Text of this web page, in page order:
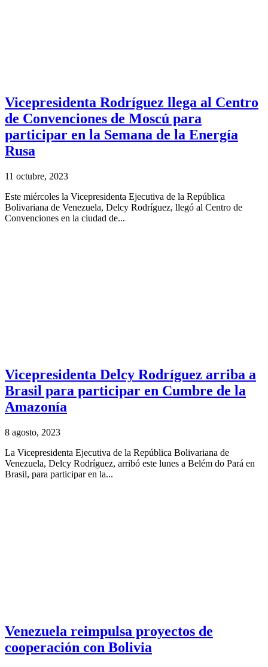
Vicepresidenta Rodríguez llega al Centro
de Convenciones de Moscú para
participar en la Semana de la Energía
Rusa
11 octubre, 2023
Este miércoles la Vicepresidenta Ejecutiva de la República
Bolivariana de Venezuela, Delcy Rodríguez, llegó al Centro de
Convenciones en la ciudad de...
Vicepresidenta Delcy Rodríguez arriba a
Brasil para participar en Cumbre de la
Amazonía
8 agosto, 2023
La Vicepresidenta Ejecutiva de la República Bolivariana de
Venezuela, Delcy Rodríguez, arribó este lunes a Belém do Pará en
Brasil, para participar en la...
Venezuela reimpulsa proyectos de
cooperación con Bolivia